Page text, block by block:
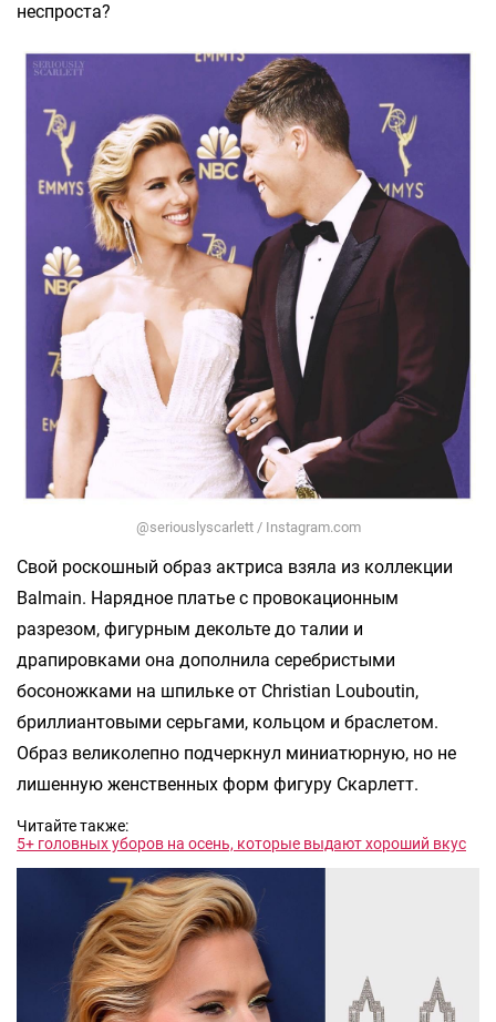
неспроста?
@seriouslyscarlett / Instagram.com
Свой роскошный образ актриса взяла из коллекции
Balmain. Нарядное платье с провокационным
разрезом, фигурным декольте до талии и
драпировками она дополнила серебристыми
босоножками на шпильке от Christian Louboutin,
бриллиантовыми серьгами, кольцом и браслетом.
Образ великолепно подчеркнул миниатюрную, но не
лишенную женственных форм фигуру Скарлетт.
Читайте также:
5+ головных уборов на осень, которые выдают хороший вкус